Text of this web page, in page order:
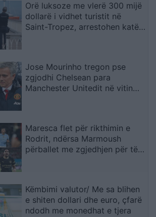
Orë luksoze me vlerë 300 mijë
dollarë i vidhet turistit në
Saint-Tropez, arrestohen katër
Jose Mourinho tregon pse
zgjodhi Chelsean para
Manchester Unitedit në vitin
Maresca flet për rikthimin e
Rodrit, ndërsa Marmoush
përballet me zgjedhjen për të
Këmbimi valutor/ Me sa blihen
e shiten dollari dhe euro, çfarë
ndodh me monedhat e tjera